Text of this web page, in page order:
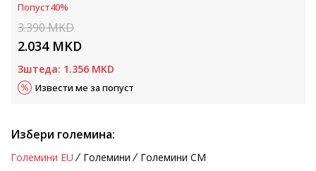
Попуст40%
3.390MKD
2.034 MKD
Зштеда: 1.356 MKD
Извести ме за попуст
Избери големина:
Големини EU Големини Големини CM